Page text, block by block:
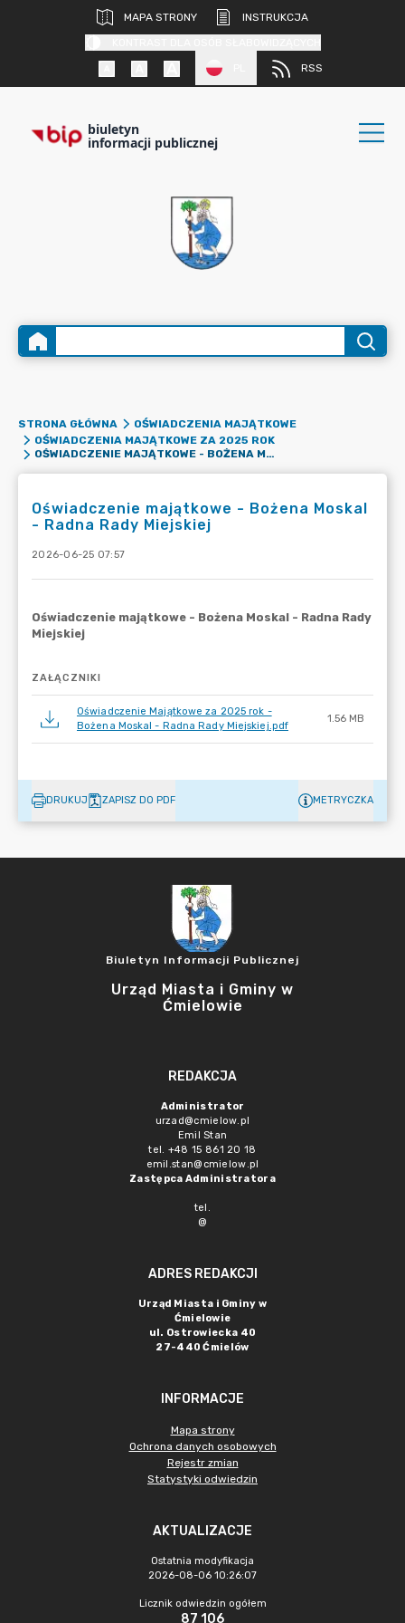
MAPA STRONY
INSTRUKCJA
RSS
biuletyn
informacji publicznej
STRONA GŁÓWNA
OŚWIADCZENIA MAJĄTKOWE
OŚWIADCZENIA MAJĄTKOWE ZA 2025 ROK
OŚWIADCZENIE MAJĄTKOWE - BOŻENA MOSKAL - RADNA RADY MIEJSKIEJ
Oświadczenie majątkowe - Bożena Moskal
- Radna Rady Miejskiej
2026-06-25 07:57
ZAŁĄCZNIKI
Oświadczenie Majątkowe za 2025 rok -
Bożena Moskal - Radna Rady Miejskiej.pdf
1.56 MB
DRUKUJ ZAPISZ DO PDF METRYCZKA
Biuletyn Informacji Publicznej
Urząd Miasta i Gminy w
Ćmielowie
REDAKCJA
Administrator
urzad@cmielow.pl
Emil Stan
tel. +48 15 861 20 18
emil.stan@cmielow.pl
Zastępca Administratora
tel.
@
ADRES REDAKCJI
Urząd Miasta i Gminy w
Ćmielowie
ul. Ostrowiecka 40
27-440 Ćmielów
INFORMACJE
Mapa strony
Ochrona danych osobowych
Rejestr zmian
Statystyki odwiedzin
AKTUALIZACJE
Ostatnia modyfikacja
2026-08-06 10:26:07
Licznik odwiedzin ogółem
87 106